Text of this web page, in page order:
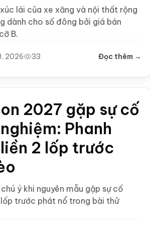
lái của xe xăng và nội thất rộng
dành cho số đông bởi giá bán
B.
2026 33 Đọc thêm →
2027 gặp sự cố
Phanh
2 lốp trước
ý khi nguyên mẫu gặp sự cố
trước phát nổ trong bài thử